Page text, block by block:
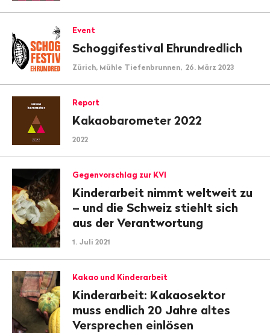
Event
Schoggifestival Ehrundredlich
Zürich, Mühle Tiefenbrunnen, 26. März 2023
Report
Kakaobarometer 2022
2022
Gegenvorschlag zur KVI
Kinderarbeit nimmt weltweit zu
– und die Schweiz stiehlt sich
aus der Verantwortung
1. Juli 2021
Kakao und Kinderarbeit
Kinderarbeit: Kakaosektor
muss endlich 20 Jahre altes
Versprechen einlösen